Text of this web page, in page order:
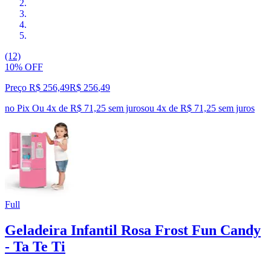
(12)
10% OFF
Preço R$ 256,49R$ 256,49
no Pix Ou 4x de R$ 71,25 sem jurosou 4x de R$ 71,25 sem juros
Full
Geladeira Infantil Rosa Frost Fun Candy
- Ta Te Ti